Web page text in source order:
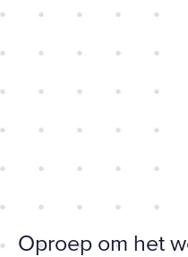
Oproep om het